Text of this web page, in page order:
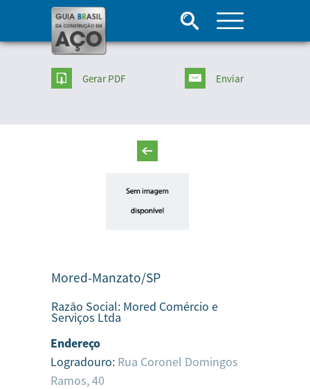
Gerar PDF Enviar
Mored-Manzato/SP
Razão Social: Mored Comércio e
Serviços Ltda
Endereço
Logradouro: Rua Coronel Domingos
Ramos, 40